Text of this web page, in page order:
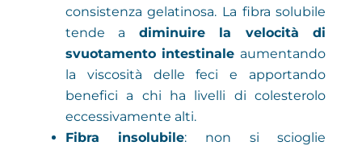
consistenza gelatinosa. La fibra solubile
tende a diminuire la velocità di
svuotamento intestinale aumentando
la viscosità delle feci e apportando
benefici a chi ha livelli di colesterolo
eccessivamente alti.
Fibra insolubile: non si scioglie